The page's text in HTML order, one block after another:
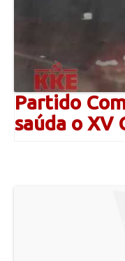
Partido
saúda o XV